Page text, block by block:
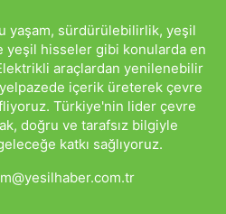
yaşam, sürdürülebilirlik, yeşil
yeşil hisseler gibi konularda en
araçlardan yenilenebilir
içerik üreterek çevre
Türkiye'nin lider çevre
doğru ve tarafsız bilgiyle
katkı sağlıyoruz.